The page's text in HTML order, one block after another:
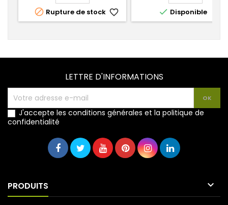
 Rupture de stock favorite_border  Disponible
LETTRE D'INFORMATIONS
J'accepte les conditions générales et la politique de
confidentialité
PRODUITS 